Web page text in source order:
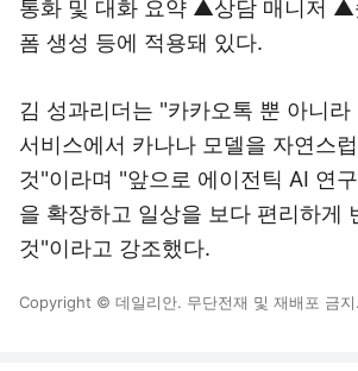
통화 및 대화 요약 ▲상담 매니저
폼 생성 등에 적용돼 있다.
김 성과리더는 "카카오톡 뿐 아니라
서비스에서 카나나 모델을 자연스
것"이라며 "앞으로 에이전틱 AI 연
을 확장하고 일상을 보다 편리하게
것"이라고 강조했다.
Copyright © 데일리안. 무단전재 및 재배포 금지.